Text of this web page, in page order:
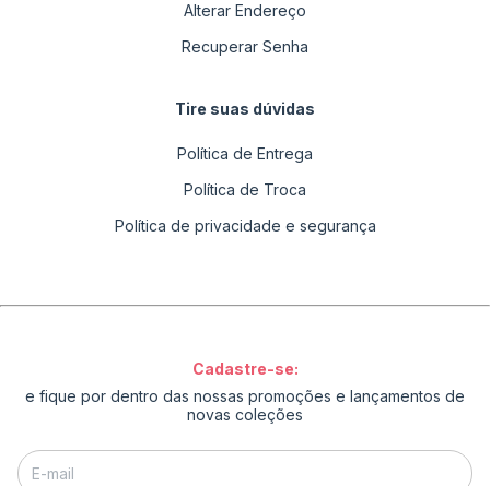
Alterar Endereço
Recuperar Senha
Tire suas dúvidas
Política de Entrega
Política de Troca
Política de privacidade e segurança
Cadastre-se:
e fique por dentro das nossas promoções e lançamentos de
novas coleções